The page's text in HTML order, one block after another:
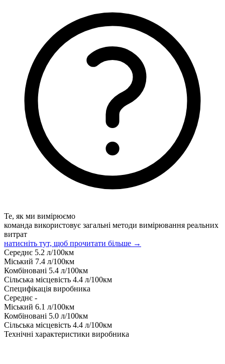
Те, як ми вимірюємо
команда використовує загальні методи вимірювання реальних
витрат
натисніть тут, щоб прочитати більше →
Середнє 5.2 л/100км
Міський 7.4 л/100км
Комбіновані 5.4 л/100км
Сільська місцевість 4.4 л/100км
Специфікація виробника
Середнє -
Міський 6.1 л/100км
Комбіновані 5.0 л/100км
Сільська місцевість 4.4 л/100км
Технічні характеристики виробника